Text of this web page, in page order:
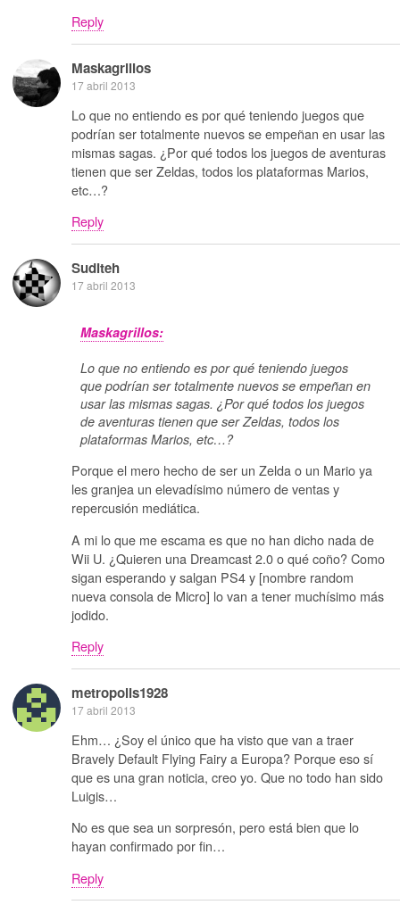
Reply
Maskagrillos
17 abril 2013
Lo que no entiendo es por qué teniendo juegos que
podrían ser totalmente nuevos se empeñan en usar las
mismas sagas. ¿Por qué todos los juegos de aventuras
tienen que ser Zeldas, todos los plataformas Marios,
etc…?
Reply
Suditeh
17 abril 2013
Maskagrillos:
Lo que no entiendo es por qué teniendo juegos
que podrían ser totalmente nuevos se empeñan en
usar las mismas sagas. ¿Por qué todos los juegos
de aventuras tienen que ser Zeldas, todos los
plataformas Marios, etc…?
Porque el mero hecho de ser un Zelda o un Mario ya
les granjea un elevadísimo número de ventas y
repercusión mediática.
A mi lo que me escama es que no han dicho nada de
Wii U. ¿Quieren una Dreamcast 2.0 o qué coño? Como
sigan esperando y salgan PS4 y [nombre random
nueva consola de Micro] lo van a tener muchísimo más
jodido.
Reply
metropolis1928
17 abril 2013
Ehm… ¿Soy el único que ha visto que van a traer
Bravely Default Flying Fairy a Europa? Porque eso sí
que es una gran noticia, creo yo. Que no todo han sido
Luigis…
No es que sea un sorpresón, pero está bien que lo
hayan confirmado por fin…
Reply